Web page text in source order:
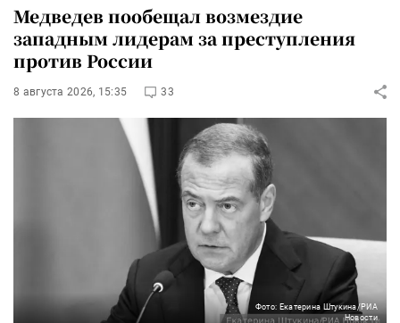
Медведев пообещал возмездие
западным лидерам за преступления
против России
8 августа 2026, 15:35 33
Фото: Екатерина Штукина/РИА
Новости